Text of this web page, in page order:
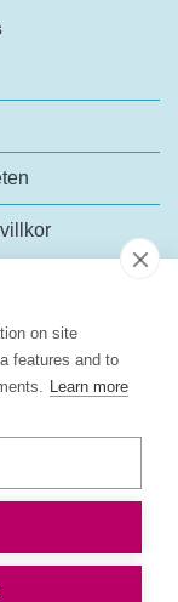
on site
features and to
Learn more